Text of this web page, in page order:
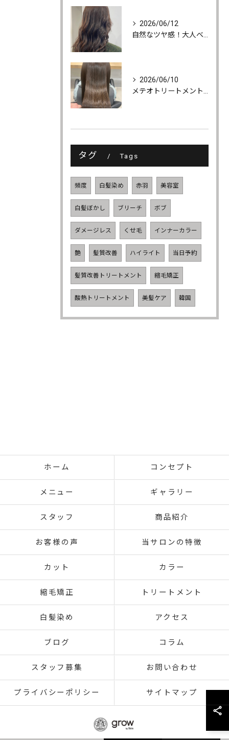
2026/06/12
2026/06/10
タグ Tags
頻度 白髪染め 赤羽 美容室
白髪ぼかし ブリーチ ボブ
ダメージレス くせ毛 インナーカラー
艶 髪質改善 ハイライト 当日予約
髪質改善トリートメント 縮毛矯正
酸熱トリートメント 美髪ケア 韓国
ホーム コンセプト
メニュー ギャラリー
スタッフ 商品紹介
お客様の声 当サロンの特徴
カット カラー
縮毛矯正 トリートメント
白髪染め アクセス
ブログ コラム
スタッフ募集 お問い合わせ
プライバシーポリシー サイトマップ